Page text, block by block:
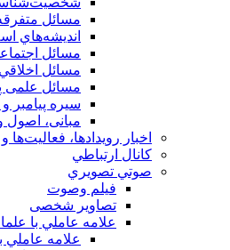
مسائل
انديشه‌هاي
مسائل
مسائل اخلاقي
مسائل علمی
سيره پيامبر
مبانی،
اخبار رويدادها،
كانال ارتباطي
صوتي تصويري
فیلم وصوت
تصاویر شخصی
علامه عاملي با
علامه عاملي